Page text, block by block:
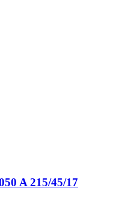
A 215/45/17